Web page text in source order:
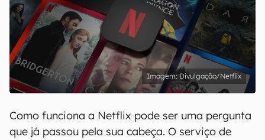
Divulgação/Netflix
Como funciona a Netflix pode ser uma pergunta
que já passou pela sua cabeça. O serviço de